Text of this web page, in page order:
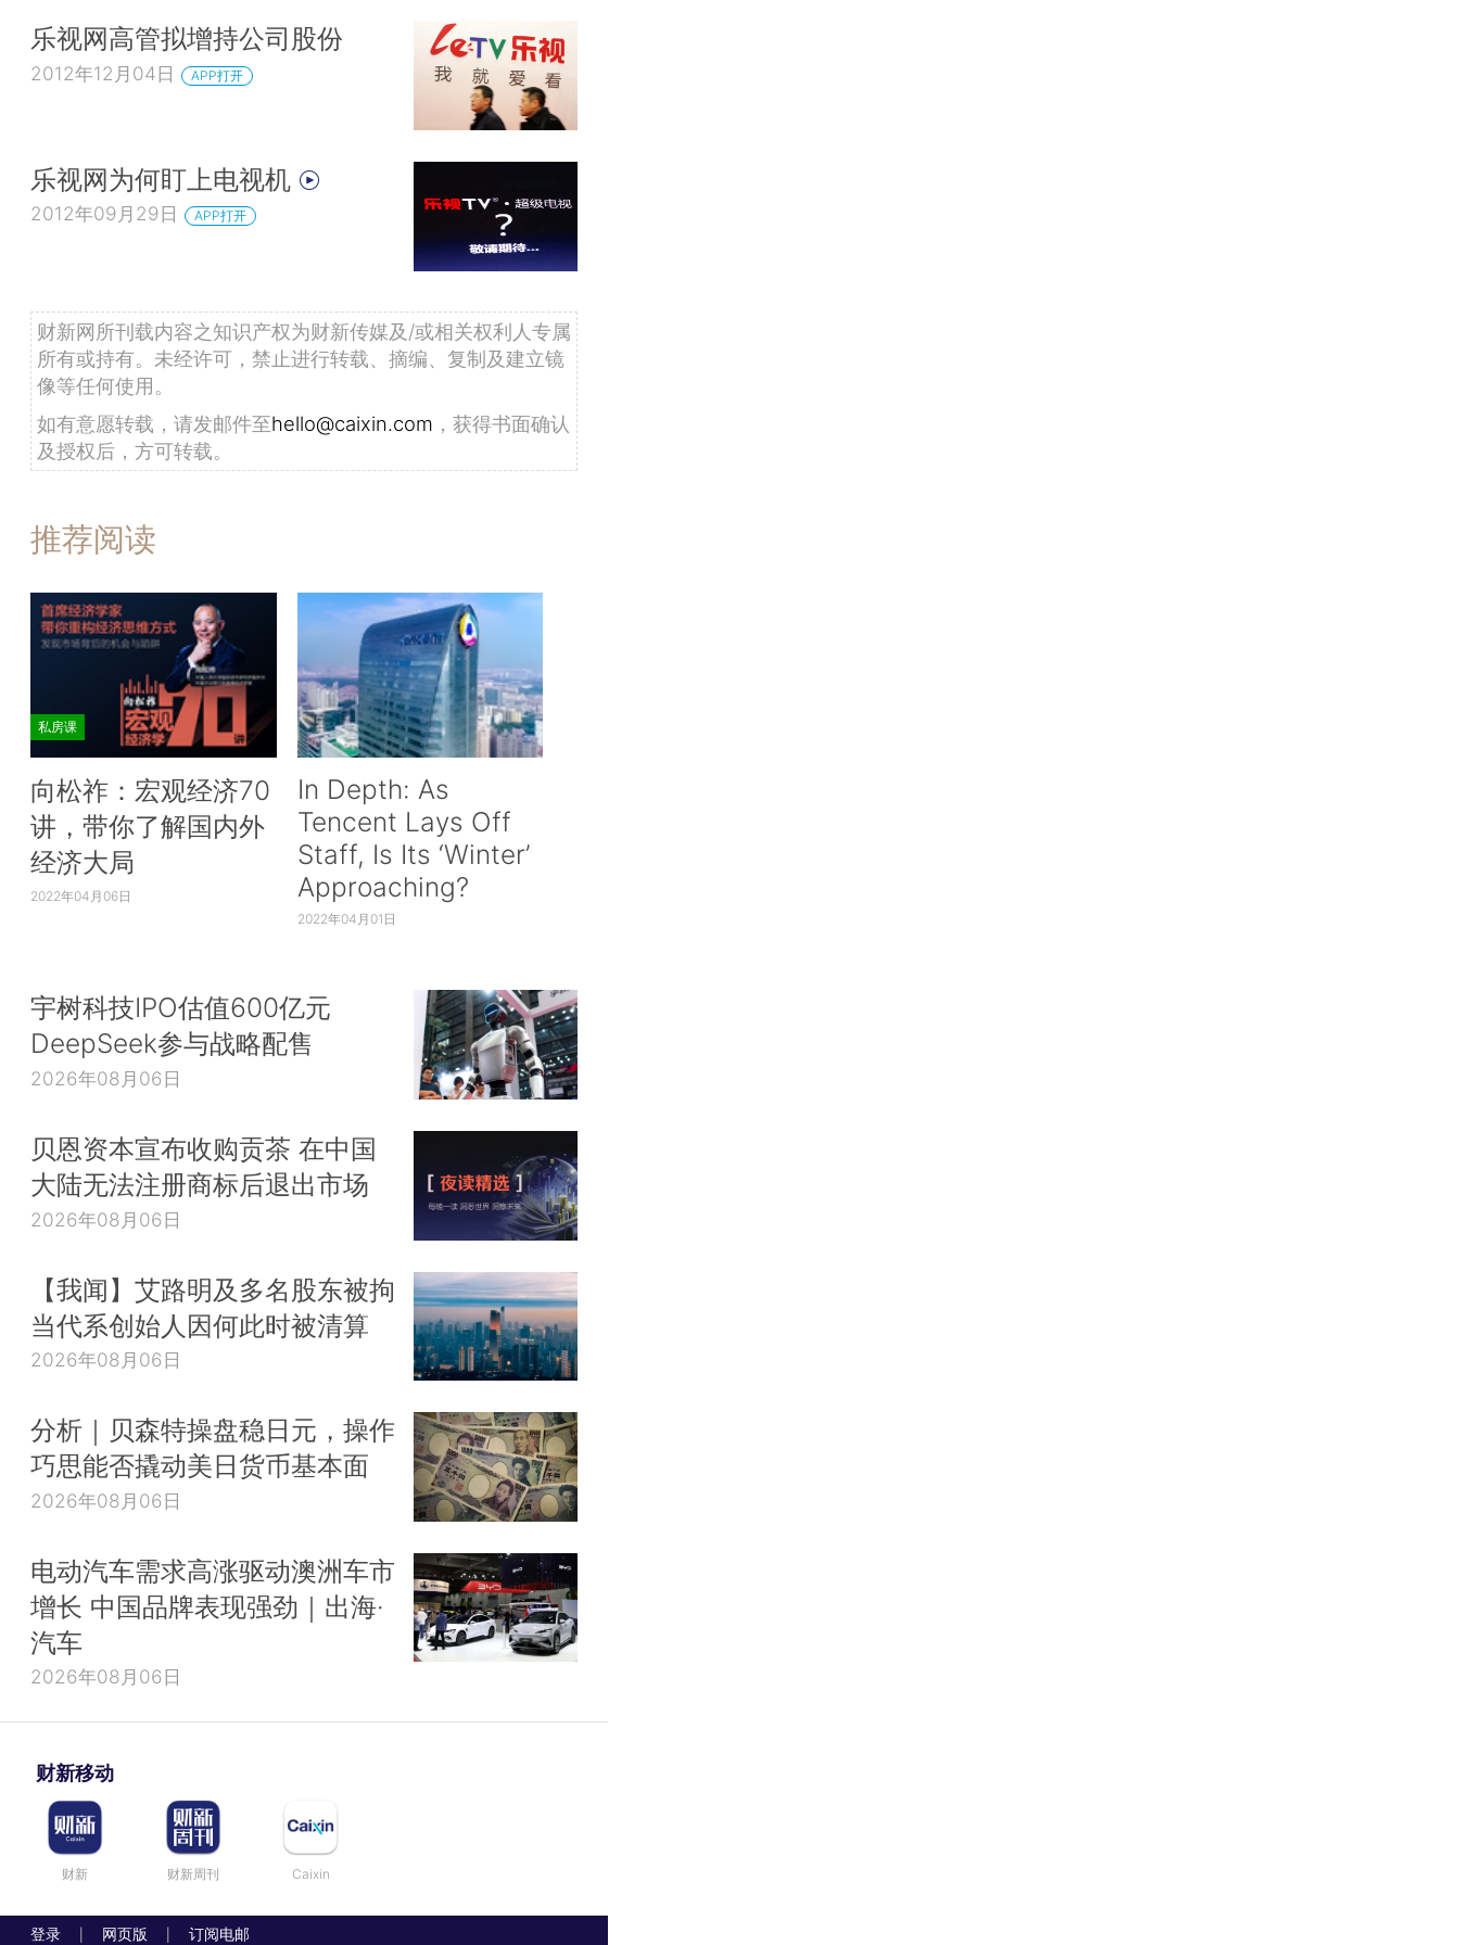
乐视网高管拟增持公司股份
2012年12月04日 APP打开
乐视网为何盯上电视机
2012年09月29日 APP打开
财新网所刊载内容之知识产权为财新传媒及/或相关权利人专属
所有或持有。未经许可，禁止进行转载、摘编、复制及建立镜
像等任何使用。
如有意愿转载，请发邮件至hello@caixin.com ，获得书面确认
及授权后，方可转载。
推荐阅读
私房课
向松祚：宏观经济70
讲，带你了解国内外
经济大局
2022年04月06日
In Depth: As
Tencent Lays Off
Staff, Is Its ‘Winter’
Approaching?
2022年04月01日
宇树科技IPO估值600亿元
DeepSeek参与战略配售
2026年08月06日
贝恩资本宣布收购贡茶 在中国
大陆无法注册商标后退出市场
2026年08月06日
【我闻】艾路明及多名股东被拘
当代系创始人因何此时被清算
2026年08月06日
分析｜贝森特操盘稳日元，操作
巧思能否撬动美日货币基本面
2026年08月06日
电动汽车需求高涨驱动澳洲车市
增长 中国品牌表现强劲｜出海·
汽车
2026年08月06日
财新移动
财新 财新周刊 Caixin
登录 网页版 订阅电邮